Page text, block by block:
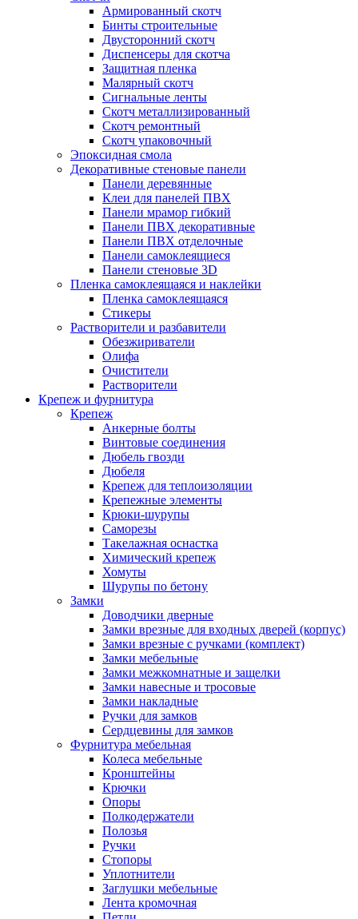
Армированный скотч
Бинты строительные
Двусторонний скотч
Диспенсеры для скотча
Защитная пленка
Малярный скотч
Сигнальные ленты
Скотч металлизированный
Скотч ремонтный
Скотч упаковочный
Эпоксидная смола
Декоративные стеновые панели
Панели деревянные
Клеи для панелей ПВХ
Панели мрамор гибкий
Панели ПВХ декоративные
Панели ПВХ отделочные
Панели самоклеящиеся
Панели стеновые 3D
Пленка самоклеящаяся и наклейки
Пленка самоклеящаяся
Стикеры
Растворители и разбавители
Обезжириватели
Олифа
Очистители
Растворители
Крепеж и фурнитура
Крепеж
Анкерные болты
Винтовые соединения
Дюбель гвозди
Дюбеля
Крепеж для теплоизоляции
Крепежные элементы
Крюки-шурупы
Саморезы
Такелажная оснастка
Химический крепеж
Хомуты
Шурупы по бетону
Замки
Доводчики дверные
Замки врезные для входных дверей (корпус)
Замки врезные с ручками (комплект)
Замки мебельные
Замки межкомнатные и защелки
Замки навесные и тросовые
Замки накладные
Ручки для замков
Сердцевины для замков
Фурнитура мебельная
Колеса мебельные
Кронштейны
Крючки
Опоры
Полкодержатели
Полозья
Ручки
Стопоры
Уплотнители
Заглушки мебельные
Лента кромочная